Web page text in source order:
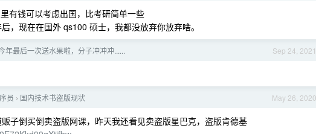
有钱可以考虑出国，比考研简单一些
，现在在国外 qs100 硕士，我都没放弃你放弃啥。
Sep 24, 2021
年最后一次送水果啦，分子冲冲冲......
May 26, 2020
员 › 国内技术书盗版现状
子倒买倒卖盗版网课，昨天我还看见卖盗版星巴克，盗版肯德基